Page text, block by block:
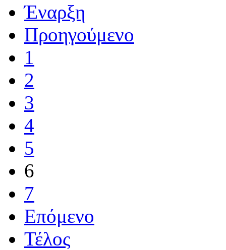
Έναρξη
Προηγούμενο
1
2
3
4
5
6
7
Επόμενο
Τέλος